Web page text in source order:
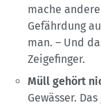
mache
Gefährdung
man. – Und
Zeigefinger.
Müll gehört
Gewässer.